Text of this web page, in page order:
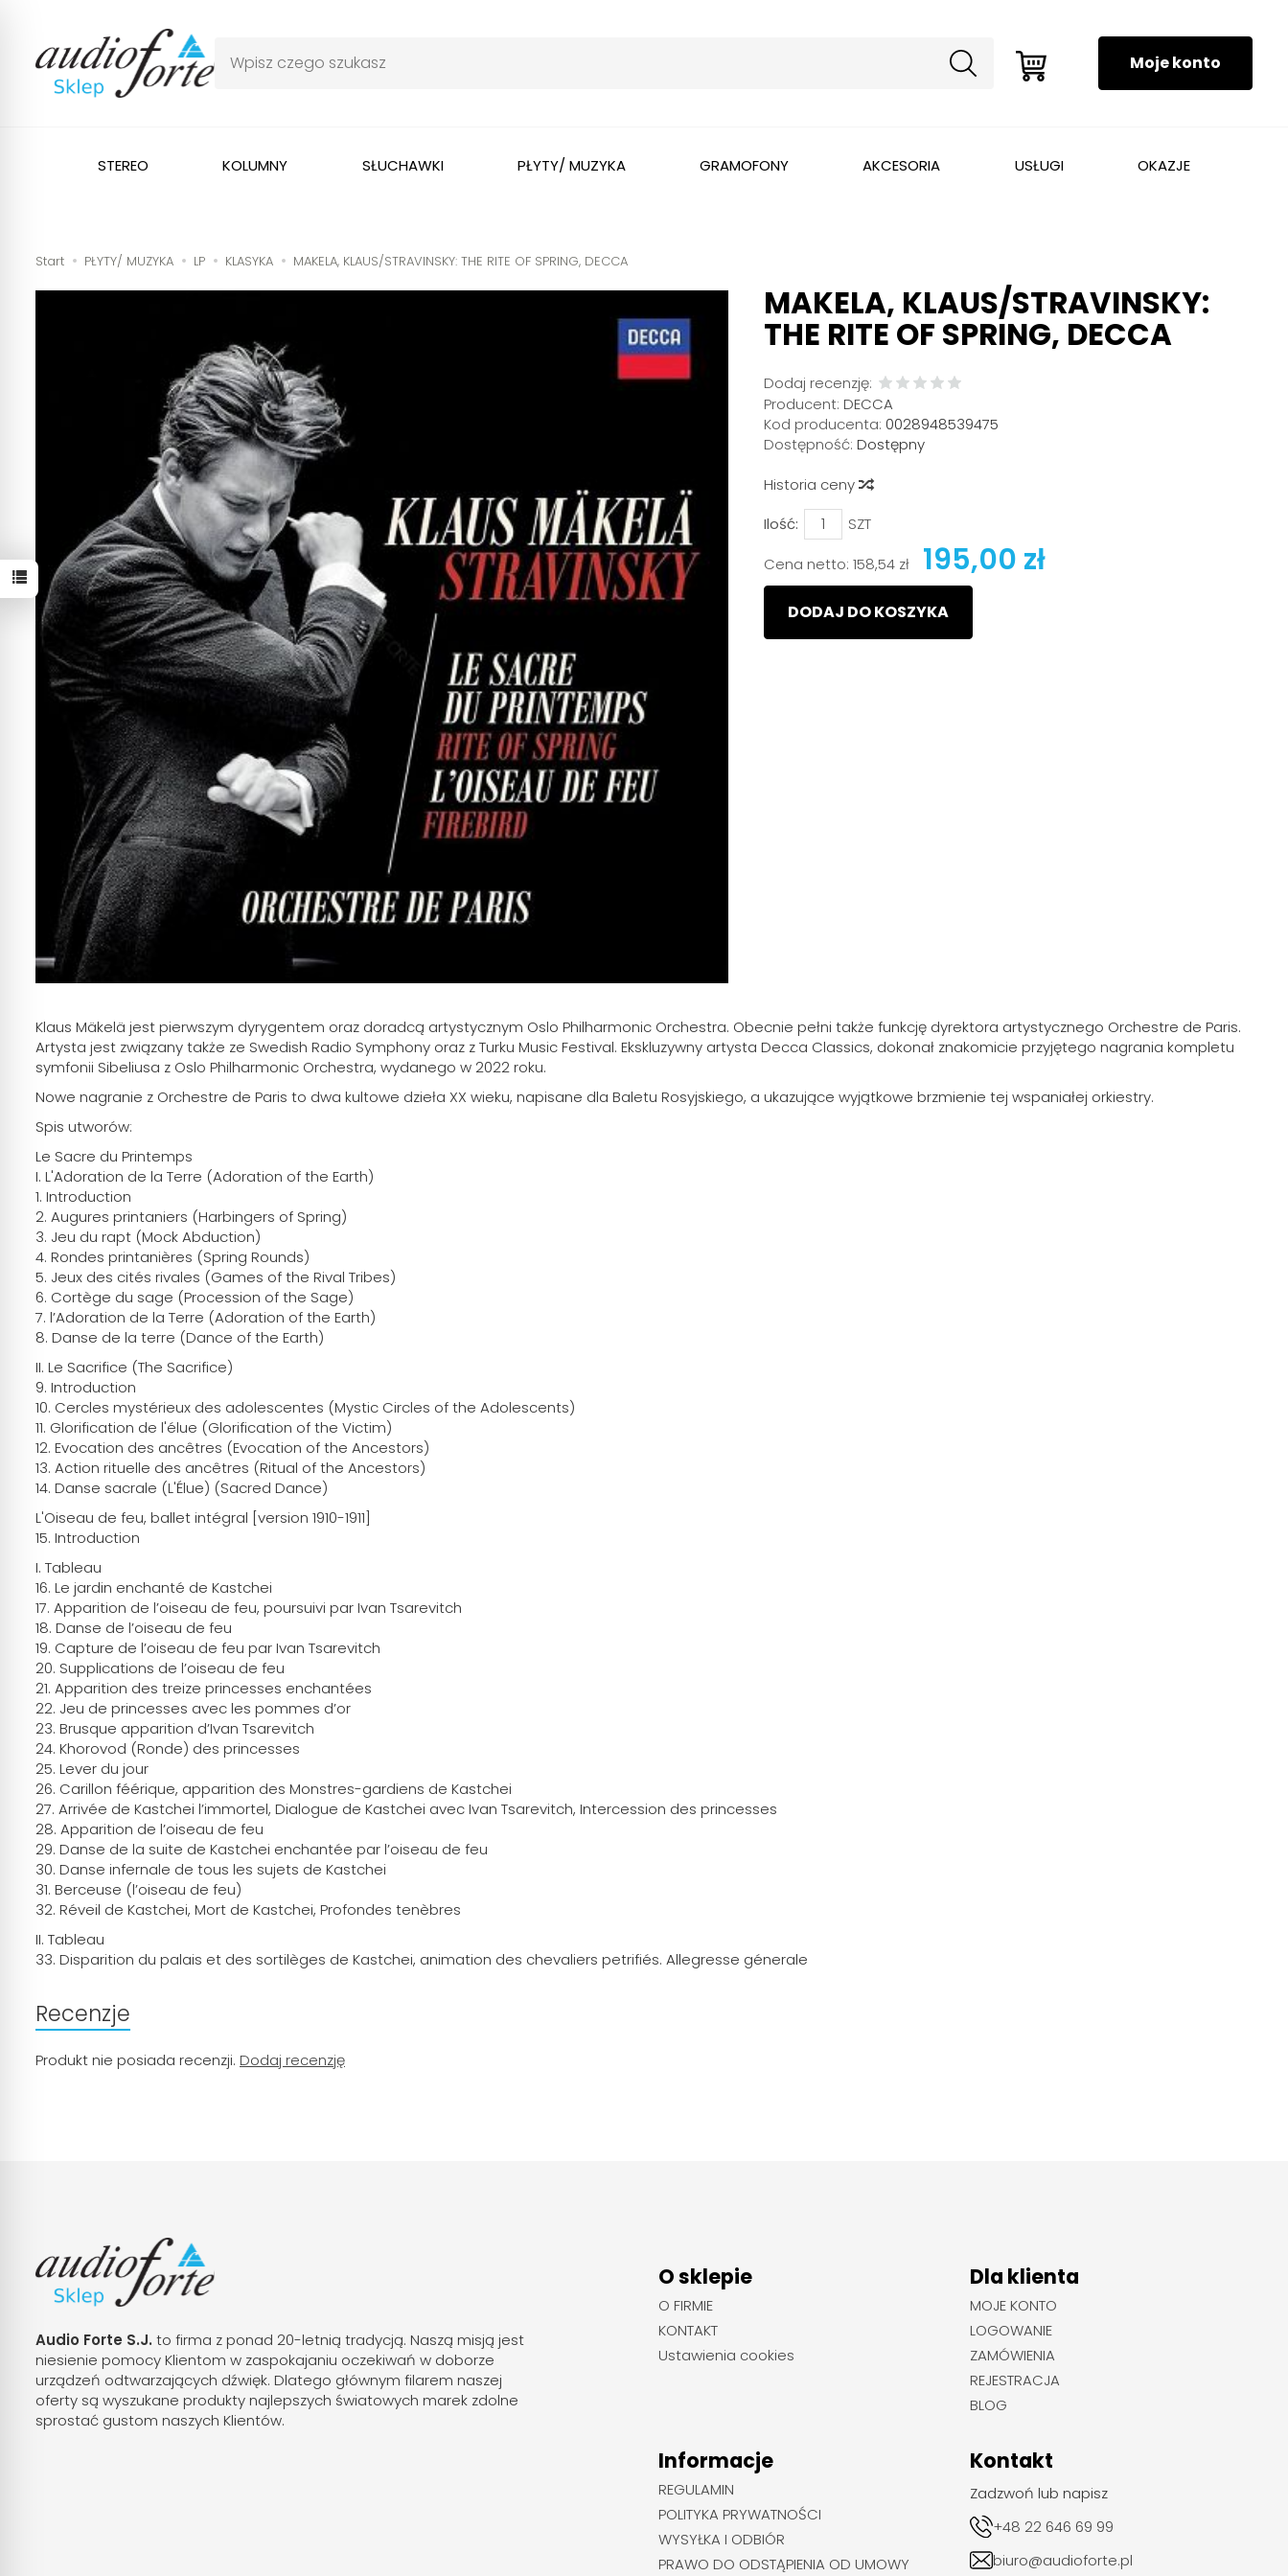
STEREO KOLUMNY SŁUCHAWKI PŁYTY/ MUZYKA GRAMOFONY AKCESORIA USŁUGI OKAZJE
Start PŁYTY/ MUZYKA LP KLASYKA MAKELA, KLAUS/STRAVINSKY: THE RITE OF SPRING, DECCA
MAKELA, KLAUS/STRAVINSKY:
THE RITE OF SPRING, DECCA
Dodaj recenzję:
Producent: DECCA
Kod producenta: 0028948539475
Dostępność: Dostępny
Historia ceny
Ilość:
SZT
Cena netto:158,54 zł 195,00 zł
DODAJ DO KOSZYKA
Klaus Mäkelä jest pierwszym dyrygentem oraz doradcą artystycznym Oslo Philharmonic Orchestra. Obecnie pełni także funkcję dyrektora artystycznego Orchestre de Paris.
Artysta jest związany także ze Swedish Radio Symphony oraz z Turku Music Festival. Ekskluzywny artysta Decca Classics, dokonał znakomicie przyjętego nagrania kompletu
symfonii Sibeliusa z Oslo Philharmonic Orchestra, wydanego w 2022 roku.
Nowe nagranie z Orchestre de Paris to dwa kultowe dzieła XX wieku, napisane dla Baletu Rosyjskiego, a ukazujące wyjątkowe brzmienie tej wspaniałej orkiestry.
Spis utworów:
Le Sacre du Printemps
I. L'Adoration de la Terre (Adoration of the Earth)
1. Introduction
2. Augures printaniers (Harbingers of Spring)
3. Jeu du rapt (Mock Abduction)
4. Rondes printanières (Spring Rounds)
5. Jeux des cités rivales (Games of the Rival Tribes)
6. Cortège du sage (Procession of the Sage)
7. l’Adoration de la Terre (Adoration of the Earth)
8. Danse de la terre (Dance of the Earth)
II. Le Sacrifice (The Sacrifice)
9. Introduction
10. Cercles mystérieux des adolescentes (Mystic Circles of the Adolescents)
11. Glorification de l'élue (Glorification of the Victim)
12. Evocation des ancêtres (Evocation of the Ancestors)
13. Action rituelle des ancêtres (Ritual of the Ancestors)
14. Danse sacrale (L'Élue) (Sacred Dance)
L'Oiseau de feu, ballet intégral [version 1910-1911]
15. Introduction
I. Tableau
16. Le jardin enchanté de Kastchei
17. Apparition de l’oiseau de feu, poursuivi par Ivan Tsarevitch
18. Danse de l’oiseau de feu
19. Capture de l’oiseau de feu par Ivan Tsarevitch
20. Supplications de l’oiseau de feu
21. Apparition des treize princesses enchantées
22. Jeu de princesses avec les pommes d’or
23. Brusque apparition d’Ivan Tsarevitch
24. Khorovod (Ronde) des princesses
25. Lever du jour
26. Carillon féérique, apparition des Monstres-gardiens de Kastchei
27. Arrivée de Kastchei l’immortel, Dialogue de Kastchei avec Ivan Tsarevitch, Intercession des princesses
28. Apparition de l’oiseau de feu
29. Danse de la suite de Kastchei enchantée par l’oiseau de feu
30. Danse infernale de tous les sujets de Kastchei
31. Berceuse (l’oiseau de feu)
32. Réveil de Kastchei, Mort de Kastchei, Profondes tenèbres
II. Tableau
33. Disparition du palais et des sortilèges de Kastchei, animation des chevaliers petrifiés. Allegresse génerale
Recenzje
Produkt nie posiada recenzji. Dodaj recenzję
Audio Forte S.J. to firma z ponad 20-letnią tradycją. Naszą misją jest
niesienie pomocy Klientom w zaspokajaniu oczekiwań w doborze
urządzeń odtwarzających dźwięk. Dlatego głównym filarem naszej
oferty są wyszukane produkty najlepszych światowych marek zdolne
sprostać gustom naszych Klientów.
O sklepie
O FIRMIE
KONTAKT
Ustawienia cookies
Dla klienta
MOJE KONTO
LOGOWANIE
ZAMÓWIENIA
REJESTRACJA
BLOG
Informacje
REGULAMIN
POLITYKA PRYWATNOŚCI
WYSYŁKA I ODBIÓR
PRAWO DO ODSTĄPIENIA OD UMOWY
Kontakt
Zadzwoń lub napisz
+48 22 646 69 99
biuro@audioforte.pl